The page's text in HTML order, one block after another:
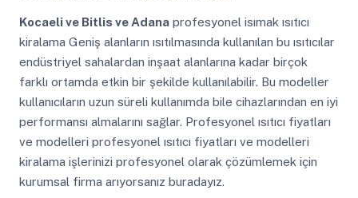
Kocaeli ve Bitlis ve Adanaprofesyonel isımak ısıtıcı
kiralama Geniş alanların ısıtılmasında kullanılan bu ısıtıcılar
endüstriyel sahalardan inşaat alanlarına kadar birçok
farklı ortamda etkin bir şekilde kullanılabilir. Bu modeller
kullanıcıların uzun süreli kullanımda bile cihazlarından en iyi
performansı almalarını sağlar. Profesyonel ısıtıcı fiyatları
ve modelleri profesyonel ısıtıcı fiyatları ve modelleri
kiralama işlerinizi profesyonel olarak çözümlemek için
kurumsal firma arıyorsanız buradayız.